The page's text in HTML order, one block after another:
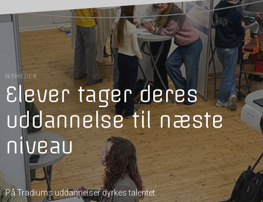
NYHEDER
Elever tager deres
uddannelse til næste
niveau
På Tradiums uddannelser dyrkes talentet